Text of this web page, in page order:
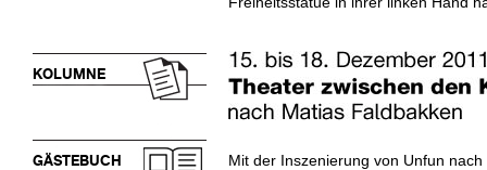
KOLUMNE
GÄSTEBUCH
Mit der Inszenierung von Unfun